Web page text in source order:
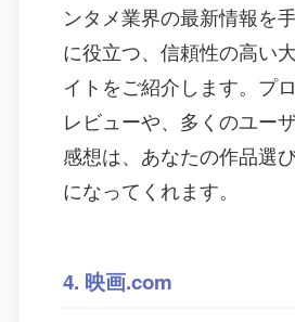
ンタメ業界の最新情報を
に役立つ、信頼性の高い
イトをご紹介します。プ
レビューや、多くのユー
感想は、あなたの作品選
になってくれます。
4. 映画.com